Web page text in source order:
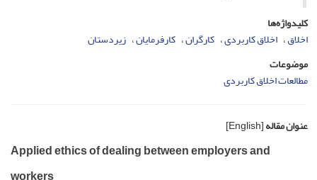
کلیدواژه‌ها
اخلاق اخلاق کاربردی کارگران کارفرمایان زیردستان
موضوعات
مطالعات اخلاق کاربردی
عنوان مقاله[English]
Applied ethics of dealing between employers and